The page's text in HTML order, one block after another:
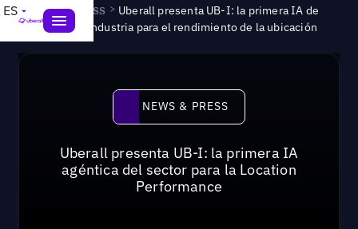
ES News & Press > Uberall presenta UB-I: la primera IA de
agencia de la industria para el rendimiento de la ubicación
News & Press
NEWS & PRESS
Uberall presenta UB-I: la primera IA
agéntica del sector para la Location
Performance